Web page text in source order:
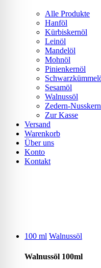
Alle Produkte
Hanföl
Kürbiskernöl
Leinöl
Mandelöl
Mohnöl
Pinienkernöl
Sesamöl
Walnussöl
Zedern-
Zur Kasse
Versand
Warenkorb
Über uns
Konto
Kontakt
100 ml Walnussöl
Walnussöl 100ml